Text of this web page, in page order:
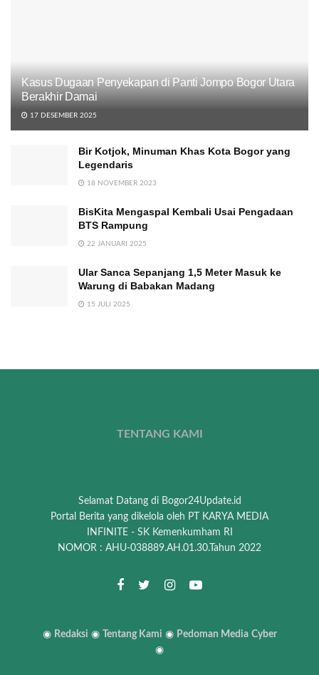
Kasus Dugaan Penyekapan di Panti Jompo Bogor Utara
Berakhir Damai
17 DESEMBER 2025
Bir Kotjok, Minuman Khas Kota Bogor yang
Legendaris
18 NOVEMBER 2023
BisKita Mengaspal Kembali Usai Pengadaan
BTS Rampung
22 JANUARI 2025
Ular Sanca Sepanjang 1,5 Meter Masuk ke
Warung di Babakan Madang
15 JULI 2025
TENTANG KAMI
Selamat Datang di Bogor24Update.id
Portal Berita yang dikelola oleh PT KARYA MEDIA
INFINITE - SK Kemenkumham RI
NOMOR : AHU-038889.AH.01.30.Tahun 2022
◉ Redaksi ◉ Tentang Kami ◉ Pedoman Media Cyber
◉